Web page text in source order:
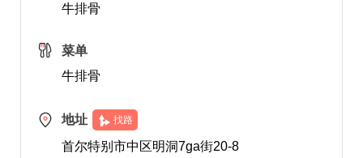
牛排骨
菜单
牛排骨
地址 找路
首尔特别市中区明洞7ga街20-8